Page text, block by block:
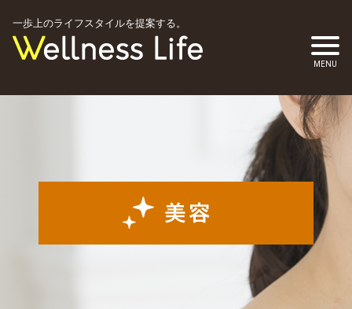
一歩上のライフスタイルを提案する。